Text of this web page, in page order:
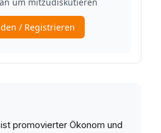
ist promovierter Ökonom und